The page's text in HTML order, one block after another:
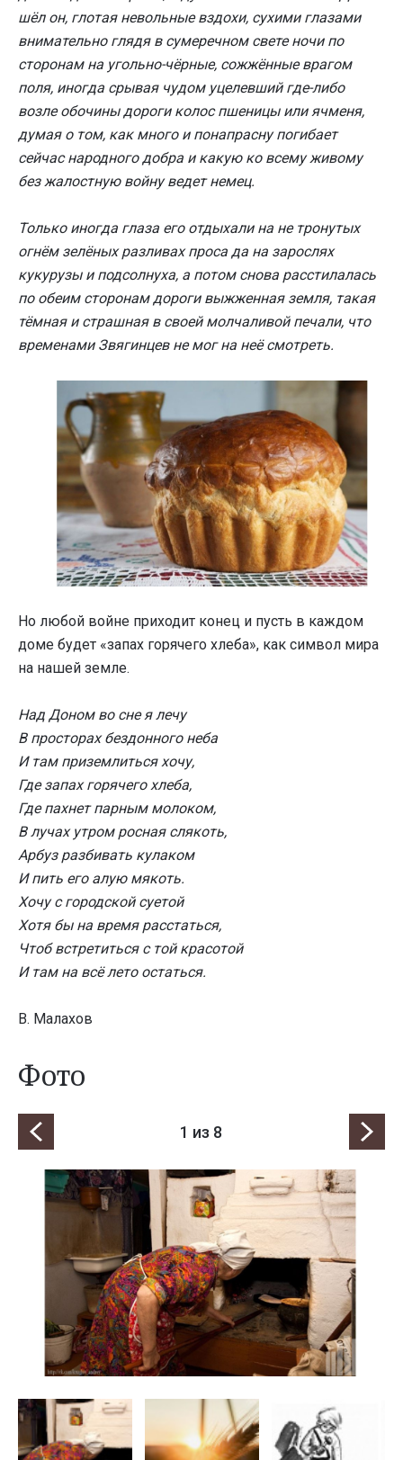
шёл он, глотая невольные вздохи, сухими глазами
внимательно глядя в сумеречном свете ночи по
сторонам на угольно-чёрные, сожжённые врагом
поля, иногда срывая чудом уцелевший где-либо
возле обочины дороги колос пшеницы или ячменя,
думая о том, как много и понапрасну погибает
сейчас народного добра и какую ко всему живому
без жалостную войну ведет немец.
Только иногда глаза его отдыхали на не тронутых
огнём зелёных разливах проса да на зарослях
кукурузы и подсолнуха, а потом снова расстилалась
по обеим сторонам дороги выжженная земля, такая
тёмная и страшная в своей молчаливой печали, что
временами Звягинцев не мог на неё смотреть.
Но любой войне приходит конец и пусть в каждом
доме будет «запах горячего хлеба», как символ мира
на нашей земле.
Над Доном во сне я лечу
В просторах бездонного неба
И там приземлиться хочу,
Где запах горячего хлеба,
Где пахнет парным молоком,
В лучах утром росная слякоть,
Арбуз разбивать кулаком
И пить его алую мякоть.
Хочу с городской суетой
Хотя бы на время расстаться,
Чтоб встретиться с той красотой
И там на всё лето остаться.
В. Малахов
Фото
1 из 8